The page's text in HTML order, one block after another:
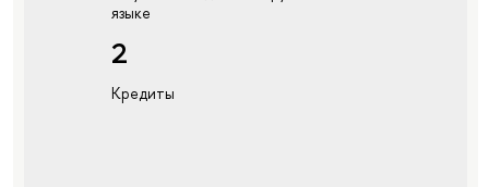
языке
2
Кредиты